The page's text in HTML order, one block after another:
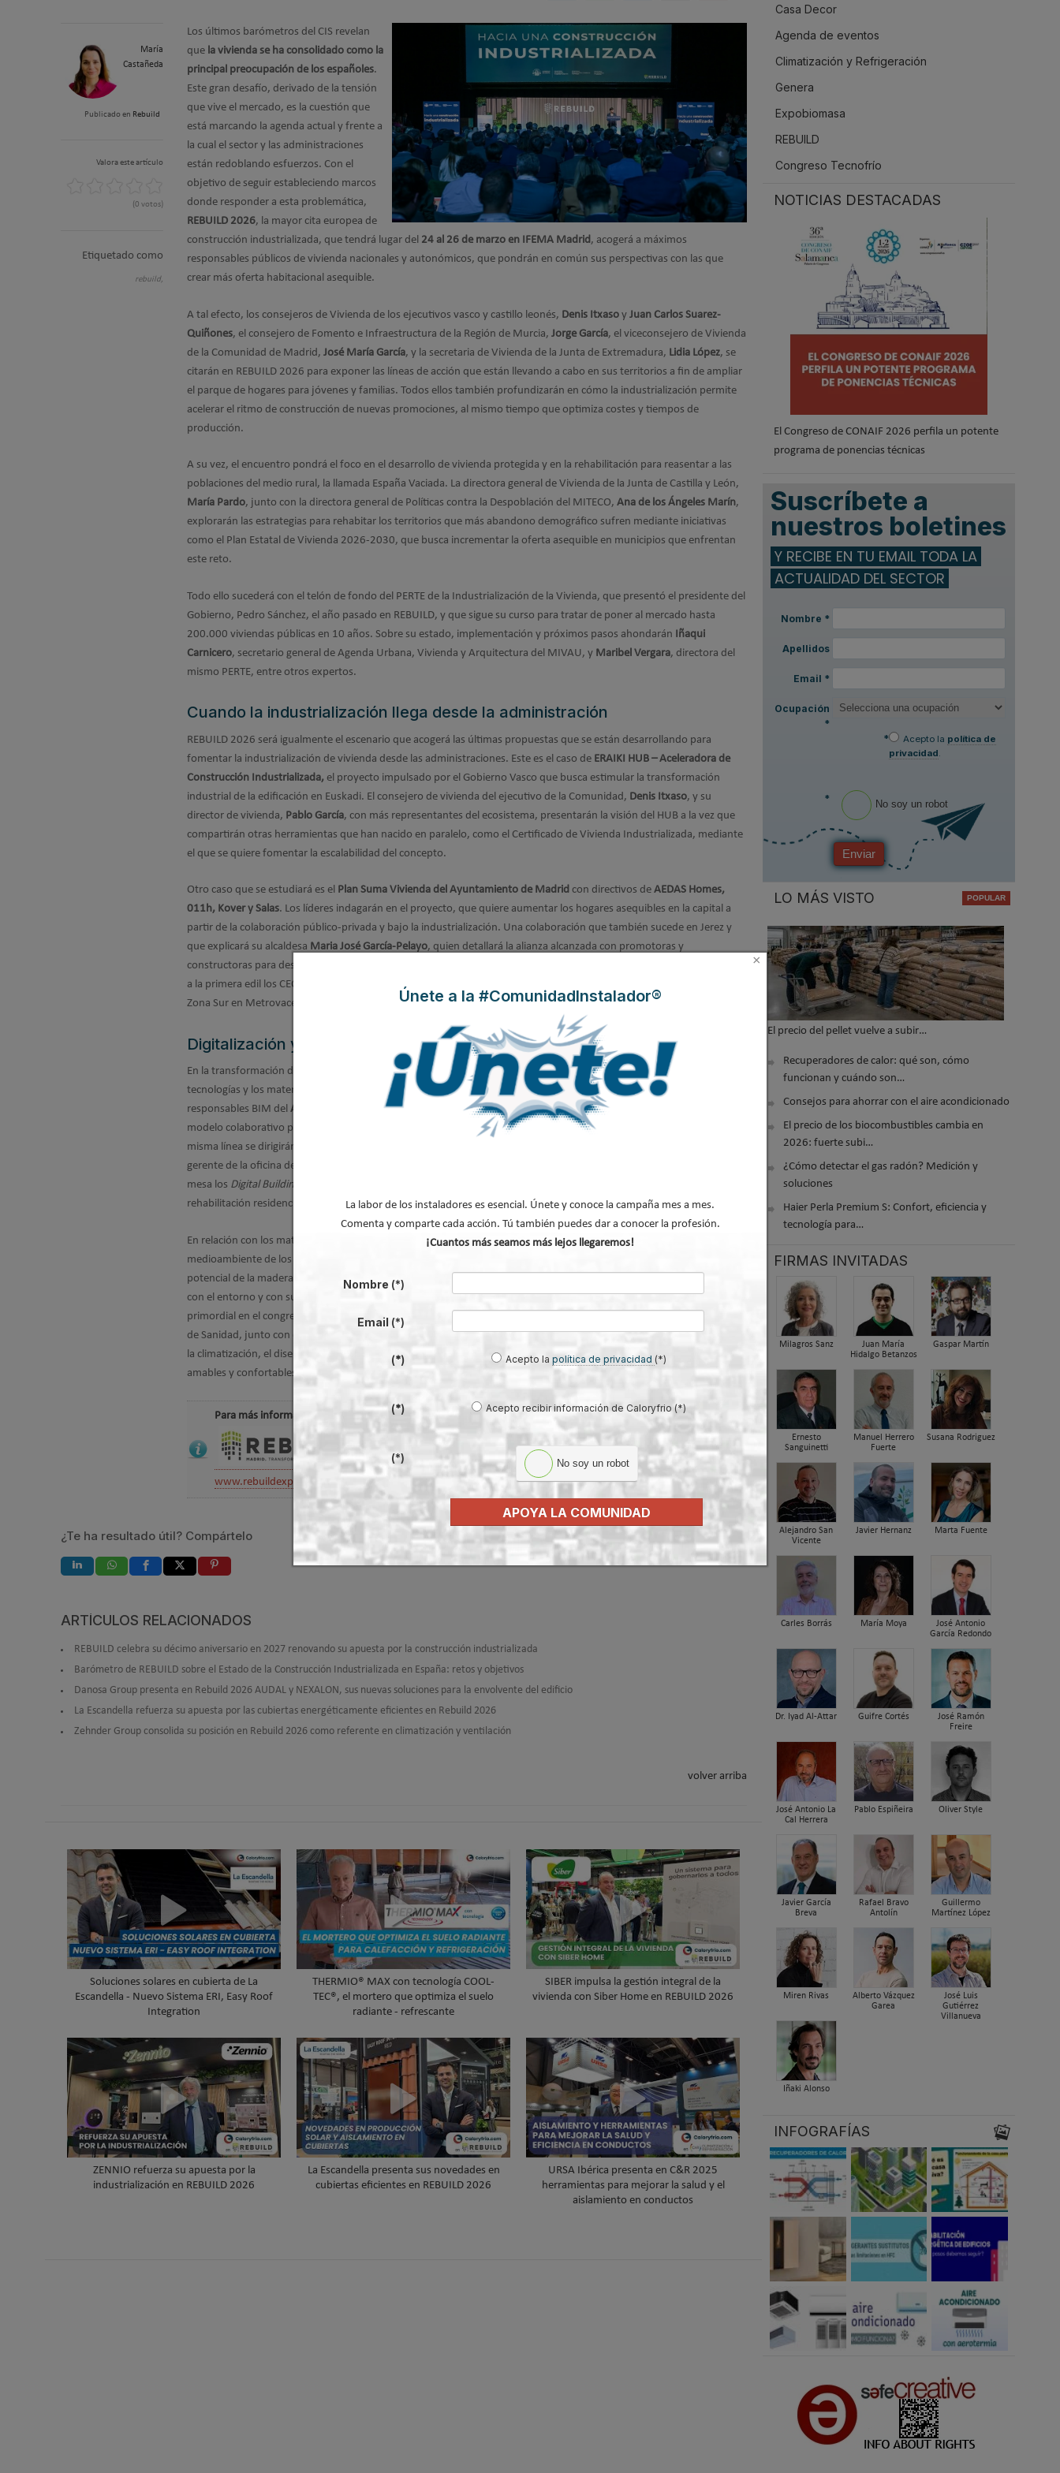
María
Castañeda
Publicado en Rebuild
Valora este artículo
(0 votos)
Etiquetado como
rebuild,
Los últimos barómetros del CIS revelan
que la vivienda se ha consolidado como la
principal preocupación de los españoles.
Este gran desafío, derivado de la tensión
que vive el mercado, es la cuestión que
está marcando la agenda actual y frente a
la cual el sector y las administraciones
están redoblando esfuerzos. Con el
objetivo de seguir estableciendo marcos
donde responder a esta problemática,
REBUILD 2026, la mayor cita europea de
construcción industrializada, que tendrá lugar del 24 al 26 de marzo en IFEMA Madrid, acogerá a máximos
responsables públicos de vivienda nacionales y autonómicos, que pondrán en común sus perspectivas con las que
crear más oferta habitacional asequible.
A tal efecto, los consejeros de Vivienda de los ejecutivos vasco y castillo leonés, Denis Itxaso y Juan Carlos Suarez-
Quiñones, el consejero de Fomento e Infraestructura de la Región de Murcia, Jorge García, el viceconsejero de Vivienda
de la Comunidad de Madrid, José María García, y la secretaria de Vivienda de la Junta de Extremadura, Lidia López, se
citarán en REBUILD 2026 para exponer las líneas de acción que están llevando a cabo en sus territorios a fin de ampliar
el parque de hogares para jóvenes y familias. Todos ellos también profundizarán en cómo la industrialización permite
acelerar el ritmo de construcción de nuevas promociones, al mismo tiempo que optimiza costes y tiempos de
producción.
A su vez, el encuentro pondrá el foco en el desarrollo de vivienda protegida y en la rehabilitación para reasentar a las
poblaciones del medio rural, la llamada España Vaciada. La directora general de Vivienda de la Junta de Castilla y León,
María Pardo, junto con la directora general de Políticas contra la Despoblación del MITECO, Ana de los Ángeles Marín,
explorarán las estrategias para rehabitar los territorios que más abandono demográfico sufren mediante iniciativas
como el Plan Estatal de Vivienda 2026-2030, que busca incrementar la oferta asequible en municipios que enfrentan
este reto.
Todo ello sucederá con el telón de fondo del PERTE de la Industrialización de la Vivienda, que presentó el presidente del
Gobierno, Pedro Sánchez, el año pasado en REBUILD, y que sigue su curso para tratar de poner al mercado hasta
200.000 viviendas públicas en 10 años. Sobre su estado, implementación y próximos pasos ahondarán Iñaqui
Carnicero, secretario general de Agenda Urbana, Vivienda y Arquitectura del MIVAU, y Maribel Vergara, directora del
mismo PERTE, entre otros expertos.
Cuando la industrialización llega desde la administración
REBUILD 2026 será igualmente el escenario que acogerá las últimas propuestas que se están desarrollando para
fomentar la industrialización de vivienda desde las administraciones. Este es el caso de ERAIKI HUB – Aceleradora de
Construcción Industrializada, el proyecto impulsado por el Gobierno Vasco que busca estimular la transformación
industrial de la edificación en Euskadi. El consejero de vivienda del ejecutivo de la Comunidad, Denis Itxaso, y su
director de vivienda, Pablo García, con más representantes del ecosistema, presentarán la visión del HUB a la vez que
compartirán otras herramientas que han nacido en paralelo, como el Certificado de Vivienda Industrializada, mediante
el que se quiere fomentar la escalabilidad del concepto.
Otro caso que se estudiará es el Plan Suma Vivienda del Ayuntamiento de Madrid con directivos de AEDAS Homes,
011h, Kover y Salas. Los líderes indagarán en el proyecto, que quiere aumentar los hogares asequibles en la capital a
partir de la colaboración público-privada y bajo la industrialización. Una colaboración que también sucede en Jerez y
que explicará su alcaldesa Maria José García-Pelayo, quien detallará la alianza alcanzada con promotoras y
constructoras para desarrollar más oferta habitacional pública en una parcela municipal en Pozoalbero. Acompañarán
a la primera edil los CEO de Gesteco Constructora y Alsan Homes,
Zona Sur en Metrovacesa,
Digitalización y materiales para tener más hogares
En la transformación de la construcción y desarrollo de vivienda también están teniendo un papel relevante las
tecnologías y los materiales, con los que se mejora la operatividad e impacto del sector. Respecto a la digitalización, los
responsables BIM del Ayuntamiento de Barcelona y la Generalitat de Cataluñaexpondrán las ventajas de contar con el
modelo colaborativo para estimular la eficiencia en la cadena de valor e incrementar el ritmo de promoción. En la
misma línea se dirigirán el director general de la Edificación del Ayuntamiento de Madrid,
gerente de la oficina de Gestión Empresarial de la Generalitat de Cataluña,
mesa los Digital Building Permits
rehabilitación residencial.
En relación con los materiales e impacto, en REBUILD 2026 acudirán altos cargos de los departamentos de
medioambiente de los
potencial de la madera y su introducción en los sistemas modulares para disponer de un parque más comprometido
con el entorno y con sus inquilinos. En este sentido, el bienestar de los usuarios será igualmente una cuestión
primordial en el congreso de REBUILD 2026, asunto que estudiarán grandes voces como la de
de Sanidad, junto con directivos de firmas como
Culmia, Aldes, Gira o L35 Architects. Los especialistas repasarán cómo
la climatización, el diseño lumínico o la integración de la naturaleza, entre otros, están fomentando espacios más
amables y confortables.
Para más información sobre REBUILD, haz clic en:
www.rebuildexpo.com
Modificado por última vez enMartes, 17 Marzo 2026 13:30
¿Te ha resultado útil? Compártelo
ARTÍCULOS RELACIONADOS
REBUILD celebra su décimo aniversario en 2027 renovando su apuesta por la construcción industrializada
Barómetro de REBUILD sobre el Estado de la Construcción Industrializada en España: retos y objetivos
Danosa Group presenta en Rebuild 2026 AUDAL y NEXALON, sus nuevas soluciones para la envolvente del edificio
La Escandella refuerza su apuesta por las cubiertas energéticamente eficientes en Rebuild 2026
Zehnder Group consolida su posición en Rebuild 2026 como referente en climatización y ventilación
volver arriba
Soluciones solares en cubierta de La
Escandella - Nuevo Sistema ERI, Easy Roof
Integration
THERMIO® MAX con tecnología COOL-
TEC®, el mortero que optimiza el suelo
radiante - refrescante
SIBER impulsa la gestión integral de la
vivienda con Siber Home en REBUILD 2026
ZENNIO refuerza su apuesta por la
industrialización en REBUILD 2026
La Escandella presenta sus novedades en
cubiertas eficientes en REBUILD 2026
URSA Ibérica presenta en C&R 2025
herramientas para mejorar la salud y el
aislamiento en conductos
Casa Decor
Agenda de eventos
Climatización y Refrigeración
Genera
Expobiomasa
REBUILD
Congreso Tecnofrío
NOTICIAS DESTACADAS
El Congreso de CONAIF 2026 perfila un potente
programa de ponencias técnicas
Suscríbete a
nuestros boletines
Y RECIBE EN TU EMAIL TODA LA
ACTUALIDAD DEL SECTOR
Nombre *
Apellidos
Email *
Ocupación
*
*
Acepto la política de
privacidad.
* No soy un robot
Enviar
LO MÁS VISTO
El precio del pellet vuelve a subir…
Recuperadores de calor: qué son, cómo
funcionan y cuándo son…
Consejos para ahorrar con el aire acondicionado
El precio de los biocombustibles cambia en
2026: fuerte subi…
¿Cómo detectar el gas radón? Medición y
soluciones
Haier Perla Premium S: Confort, eficiencia y
tecnología para…
FIRMAS INVITADAS
Milagros Sanz
Juan María
Hidalgo Betanzos
Gaspar Martín
Ernesto
Sanguinetti
Manuel Herrero
Fuerte
Susana Rodriguez
Alejandro San
Vicente
Javier Hernanz Marta Fuente
Carles Borrás María Moya
José Antonio
García Redondo
Dr. Iyad Al-Attar Guifre Cortés
José Ramón
Freire
José Antonio La
Cal Herrera
Pablo Espiñeira Oliver Style
Javier García
Breva
Rafael Bravo
Antolín
Guillermo
Martínez López
Miren Rivas
Alberto Vázquez
Garea
José Luis
Gutiérrez
Villanueva
Iñaki Alonso
INFOGRAFÍAS
×
Únete a la #ComunidadInstalador®
La labor de los instaladores es esencial. Únete y conoce la campaña mes a mes.
Comenta y comparte cada acción. Tú también puedes dar a conocer la profesión.
¡Cuantos más seamos más lejos llegaremos!
Nombre (*)
Email (*)
(*) Acepto lapolítica de privacidad (*)
(*) Acepto recibir información de Caloryfrio (*)
(*) No soy un robot
APOYA LA COMUNIDAD